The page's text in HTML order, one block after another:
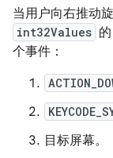
当用户向右推动
int32Values 的
个事件：
目标屏幕。